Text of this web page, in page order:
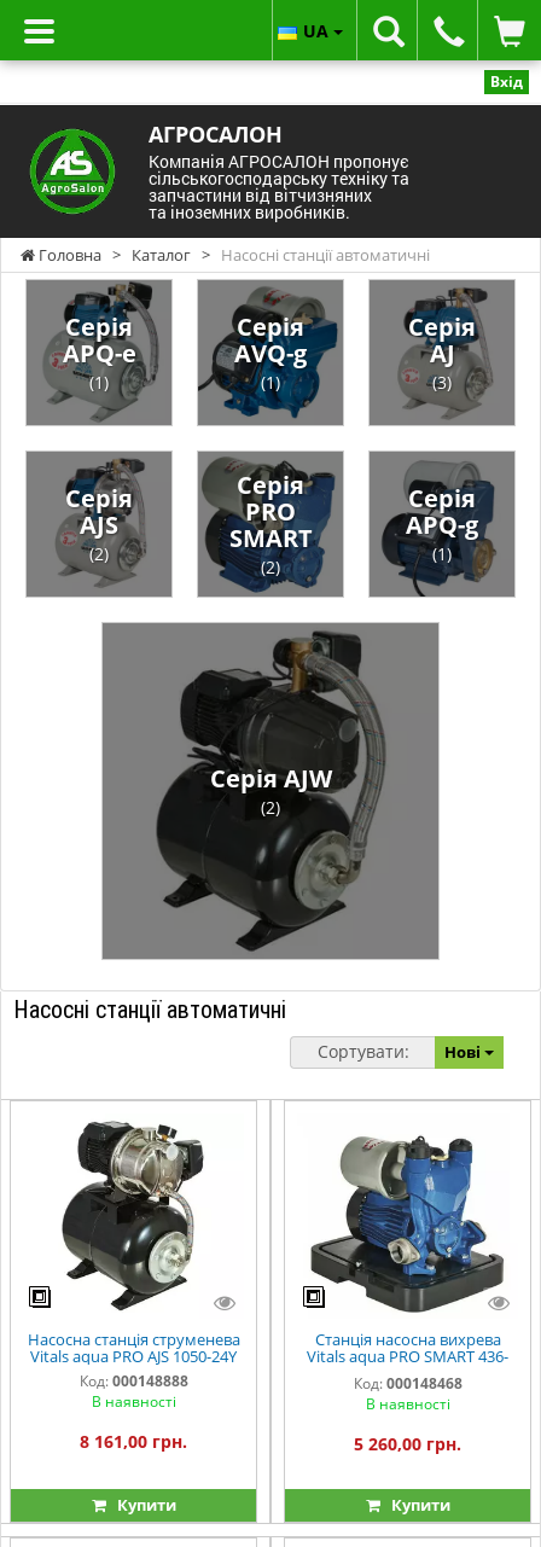
Вхід
АГРОСАЛОН
Компанія АГРОСАЛОН пропонує
сільськогосподарську техніку та
запчастини від вітчизняних
та іноземних виробників.
UA
Головна > Каталог > Насосні станції автоматичні
Серія
APQ-e
(1)
Серія
AVQ-g
(1)
Серія
AJ
(3)
Серія
AJS
(2)
Серія
PRO
SMART
(2)
Серія
APQ-g
(1)
Серія AJW
(2)
Насосні станції автоматичні
Сортувати: Нові
Насосна станція струменева
Vitals aqua PRO AJS 1050-24Y
Код: 000148888
В наявності
8 161,00 грн.
Купити
Станція насосна вихрева
Vitals aqua PRO SMART 436-
2td inline box
Код: 000148468
В наявності
5 260,00 грн.
Купити